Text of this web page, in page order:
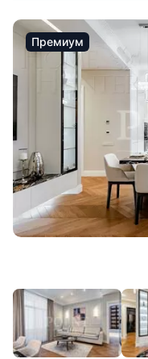
Премиум